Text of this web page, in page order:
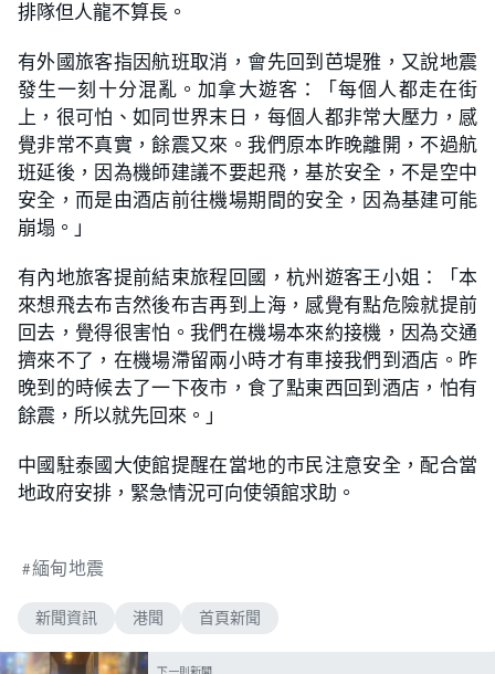
排隊但人龍不算長。
有外國旅客指因航班取消，會先回到芭堤雅，又說地震
發生一刻十分混亂。加拿大遊客：「每個人都走在街
上，很可怕、如同世界末日，每個人都非常大壓力，感
覺非常不真實，餘震又來。我們原本昨晚離開，不過航
班延後，因為機師建議不要起飛，基於安全，不是空中
安全，而是由酒店前往機場期間的安全，因為基建可能
崩塌。」
有內地旅客提前結束旅程回國，杭州遊客王小姐：「本
來想飛去布吉然後布吉再到上海，感覺有點危險就提前
回去，覺得很害怕。我們在機場本來約接機，因為交通
擠來不了，在機場滯留兩小時才有車接我們到酒店。昨
晚到的時候去了一下夜市，食了點東西回到酒店，怕有
餘震，所以就先回來。」
中國駐泰國大使館提醒在當地的市民注意安全，配合當
地政府安排，緊急情況可向使領館求助。
緬甸地震
新聞資訊 港聞 首頁新聞
下一則新聞